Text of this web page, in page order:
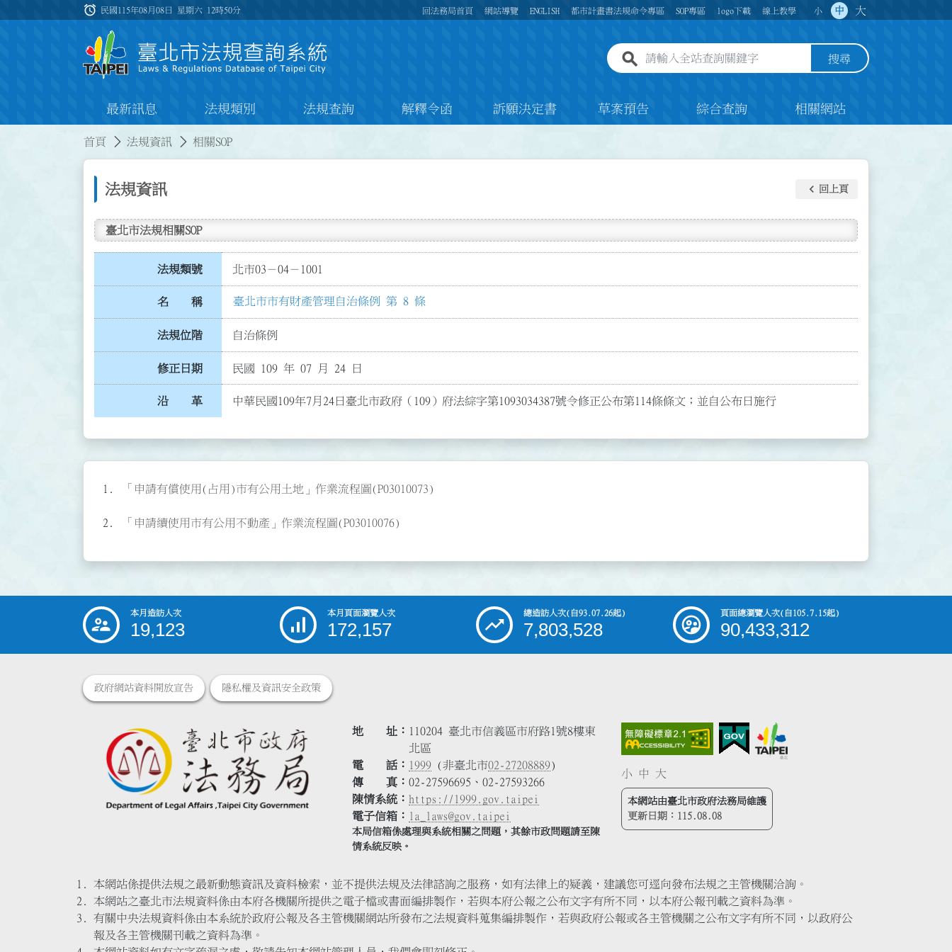
:::
alarm 民國115年08月08日 星期六 12時50分 回法務局首頁 網站導覽 ENGLISH 都市計畫書法規命令專區 SOP專區 logo下載 線上教學 小 中 大
全站查詢關鍵字欄位 搜尋
最新訊息 法規類別 法規查詢 解釋令函 訴願決定書 草案預告 綜合查詢 相關網站
首頁 法規資訊 相關SOP
法規資訊 keyboard_arrow_left 回上頁
臺北市法規相關SOP
法規類號 北市03－04－1001
名 稱 臺北市市有財產管理自治條例 第 8 條
法規位階 自治條例
修正日期 民國 109 年 07 月 24 日
沿 革 中華民國109年7月24日臺北市政府（109）府法綜字第1093034387號令修正公布第114條條文；並自公布日施行
「申請有償使用(占用)市有公用土地」作業流程圖(P03010073)
「申請續使用市有公用不動產」作業流程圖(P03010076)
::: 本月造訪人次
19,123
本月頁面瀏覽人次
172,157
總造訪人次(自93.07.26起)
7,803,528
頁面總瀏覽人次(自105.7.15起)
90,433,312
政府網站資料開放宣告 隱私權及資訊安全政策
地 址
110204 臺北市信義區市府路1號8樓東
北區
電 話
1999 (非臺北市02-27208889)
傳 真
02-27596695、02-27593266
陳情系統
https://1999.gov.taipei
電子信箱
la_laws@gov.taipei
本局信箱係處理與系統相關之問題，其餘市政問題請至陳
情系統反映。
小 中 大
本網站由臺北市政府法務局維護
更新日期： 115.08.08
本網站係提供法規之最新動態資訊及資料檢索，並不提供法規及法律諮詢之服務，如有法律上的疑義，建議您可逕向發布法規之主管機關洽詢。
本網站之臺北市法規資料係由本府各機關所提供之電子檔或書面編排製作，若與本府公報之公布文字有所不同，以本府公報刊載之資料為準。
有關中央法規資料係由本系統於政府公報及各主管機關網站所發布之法規資料蒐集編排製作，若與政府公報或各主管機關之公布文字有所不同，以政府公
報及各主管機關刊載之資料為準。